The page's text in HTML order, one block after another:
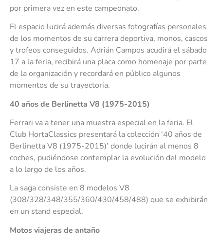
por primera vez en este campeonato.
El espacio lucirá además diversas fotografías personales
de los momentos de su carrera deportiva, monos, cascos
y trofeos conseguidos. Adrián Campos acudirá el sábado
17 a la feria, recibirá una placa como homenaje por parte
de la organización y recordará en público algunos
momentos de su trayectoria.
40 años de Berlinetta V8 (1975-2015)
Ferrari va a tener una muestra especial en la feria. El
Club HortaClassics presentará la colección ‘40 años de
Berlinetta V8 (1975-2015)’ donde lucirán al menos 8
coches, pudiéndose contemplar la evolución del modelo
a lo largo de los años.
La saga consiste en 8 modelos V8
(308/328/348/355/360/430/458/488) que se exhibirán
en un stand especial.
Motos viajeras de antaño